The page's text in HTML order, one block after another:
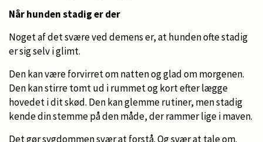
Når hunden stadig er der
Noget af det svære ved demens er, at hunden ofte stadig
er sig selv i glimt.
Den kan være forvirret om natten og glad om morgenen.
Den kan stirre tomt ud i rummet og kort efter lægge
hovedet i dit skød. Den kan glemme rutiner, men stadig
kende din stemme på den måde, der rammer lige i maven.
Det gør sygdommen svær at forstå. Og svær at tale om.